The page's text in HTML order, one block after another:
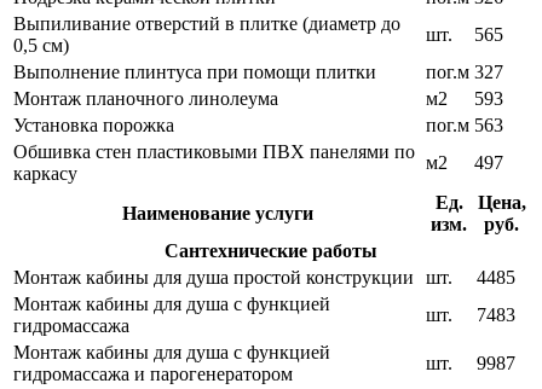
Выпиливание отверстий в плитке (диаметр до
0,5 см)
шт.
565
Выполнение плинтуса при помощи плитки
пог.м 327
Монтаж планочного линолеума
м2
593
Установка порожка
пог.м 563
Обшивка стен пластиковыми ПВХ панелями по
каркасу
м2 497
Наименование услуги
Ед.
изм.
Цена,
руб.
Сантехнические работы
Монтаж кабины для душа простой конструкции
шт.
4485
Монтаж кабины для душа с функцией
гидромассажа
шт.
7483
Монтаж кабины для душа с функцией
гидромассажа и парогенератором
шт.
9987